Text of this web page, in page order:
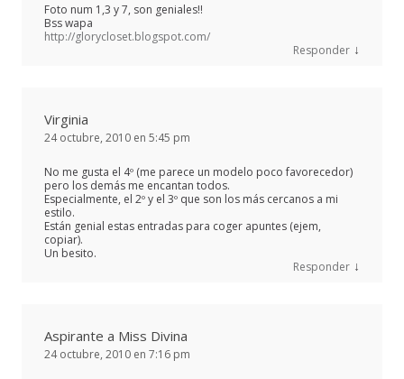
Foto num 1,3 y 7, son geniales!!
Bss wapa
http://glorycloset.blogspot.com/
Responder ↓
Virginia
24 octubre, 2010 en 5:45 pm
No me gusta el 4º (me parece un modelo poco favorecedor)
pero los demás me encantan todos.
Especialmente, el 2º y el 3º que son los más cercanos a mi
estilo.
Están genial estas entradas para coger apuntes (ejem,
copiar).
Un besito.
Responder ↓
Aspirante a Miss Divina
24 octubre, 2010 en 7:16 pm